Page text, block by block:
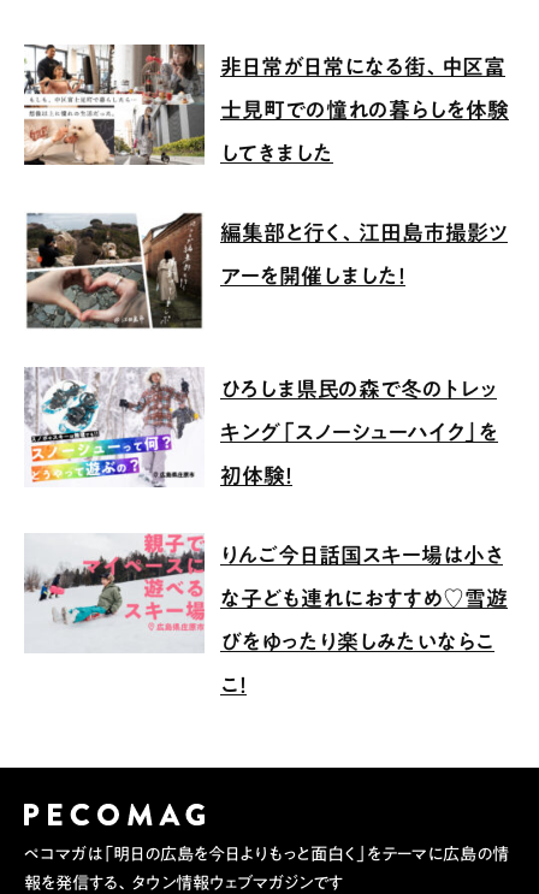
非日常が日常になる街、中区富
士見町での憧れの暮らしを体験
してきました
編集部と行く、江田島市撮影ツ
アーを開催しました！
ひろしま県民の森で冬のトレッ
キング「スノーシューハイク」を
初体験！
りんご今日話国スキー場は小さ
な子ども連れにおすすめ♡雪遊
びをゆったり楽しみたいならこ
こ！
ペコマガは「明日の広島を今日よりもっと面白く」をテーマに広島の情
報を発信する、タウン情報ウェブマガジンです